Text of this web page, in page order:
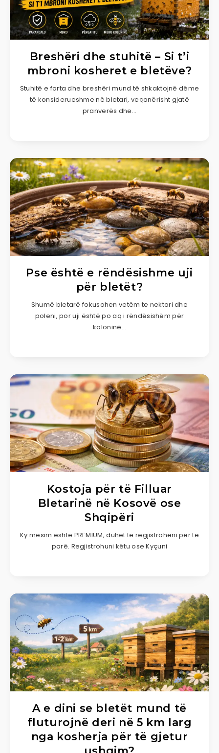
Breshëri dhe stuhitë – Si t’i
mbroni kosheret e bletëve?
Stuhitë e forta dhe breshëri mund të shkaktojnë dëme
të konsiderueshme në bletari, veçanërisht gjatë
pranverës dhe…
Pse është e rëndësishme uji
për bletët?
Shumë bletarë fokusohen vetëm te nektari dhe
poleni, por uji është po aq i rëndësishëm për
koloninë…
Kostoja për të Filluar
Bletarinë në Kosovë ose
Shqipëri
Ky mësim është PREMIUM, duhet të regjistroheni për të
parë. Regjistrohuni këtu ose Kyçuni
A e dini se bletët mund të
fluturojnë deri në 5 km larg
nga kosherja për të gjetur